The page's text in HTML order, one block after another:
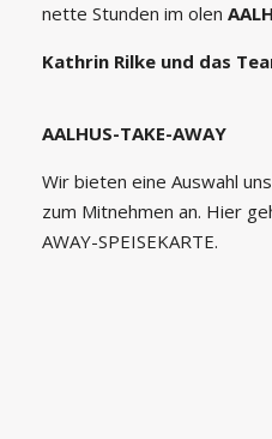
nette Stunden im olen
Kathrin Rilke und das
AALHUS-TAKE-AWAY
Wir bieten eine Auswahl
zum Mitnehmen an. Hier
AWAY-SPEISEKARTE.